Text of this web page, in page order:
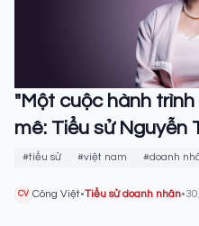
"Một cuộc hành
mê: Tiểu sử Nguyễn
#tiểu sử #việt nam #doanh
CV Công Việt•Tiểu sử doanh nhân•